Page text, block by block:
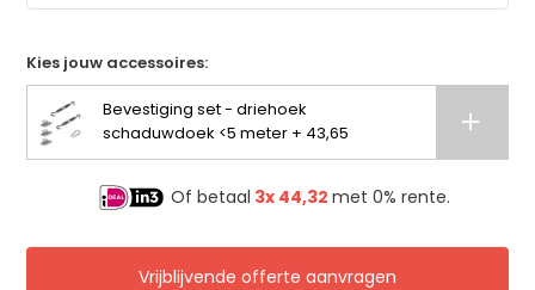
Kies jouw accessoires:
Bevestiging set - driehoek
schaduwdoek <5 meter + 43,65
Of betaal 3x 44,32 met 0% rente.
Vrijblijvende offerte aanvragen